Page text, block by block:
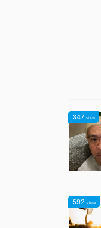
347 view
592 view